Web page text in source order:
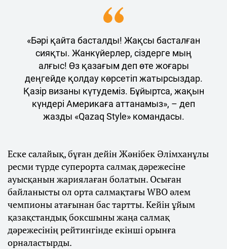
«Бәрі қайта басталды! Жақсы басталған
сияқты. Жанкүйерлер, сіздерге мың
алғыс! Өз қазағым деп өте жоғары
деңгейде қолдау көрсетіп жатырсыздар.
Қазір визаны күтудеміз. Бұйыртса, жақын
күндері Америкаға аттанамыз», – деп
жазды «Qazaq Style» командасы.
Еске салайық, бұған дейін Жәнібек Әлімханұлы
ресми түрде суперорта салмақ дәрежесіне
ауысқанын жариялаған болатын. Осыған
байланысты ол орта салмақтағы WBO әлем
чемпионы атағынан бас тартты. Кейін ұйым
қазақстандық боксшыны жаңа салмақ
дәрежесінің рейтингінде екінші орынға
орналастырды.